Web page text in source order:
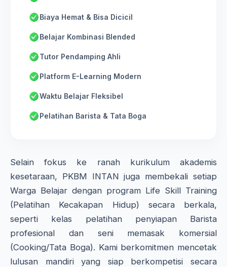
Biaya Hemat & Bisa Dicicil
Belajar Kombinasi Blended
Tutor Pendamping Ahli
Platform E-Learning Modern
Waktu Belajar Fleksibel
Pelatihan Barista & Tata Boga
Selain fokus ke ranah kurikulum akademis
kesetaraan, PKBM INTAN juga membekali setiap
Warga Belajar dengan program Life Skill Training
(Pelatihan Kecakapan Hidup) secara berkala,
seperti kelas pelatihan penyiapan Barista
profesional dan seni memasak komersial
(Cooking/Tata Boga). Kami berkomitmen mencetak
lulusan mandiri yang siap berkompetisi secara